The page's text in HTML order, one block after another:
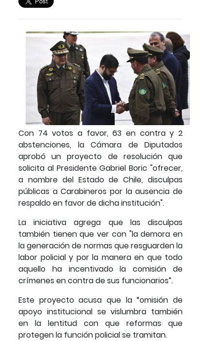
Con 74 votos a favor, 63 en contra y 2
abstenciones, la Cámara de Diputados
aprobó un proyecto de resolución que
solicita al Presidente Gabriel Boric "ofrecer,
a nombre del Estado de Chile, disculpas
públicas a Carabineros por la ausencia de
respaldo en favor de dicha institución".
La iniciativa agrega que las disculpas
también tienen que ver con "la demora en
la generación de normas que resguarden la
labor policial y por la manera en que todo
aquello ha incentivado la comisión de
crímenes en contra de sus funcionarios”.
Este proyecto acusa que la “omisión de
apoyo institucional se vislumbra también
en la lentitud con que reformas que
protegen la función policial se tramitan.